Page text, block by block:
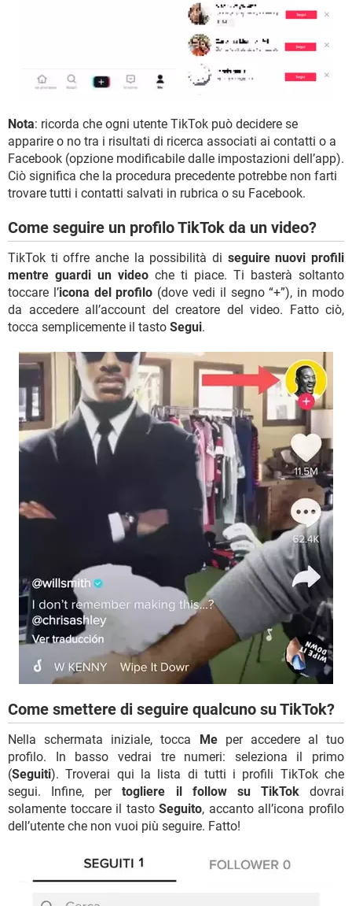
Nota: ricorda che ogni utente TikTok può decidere se
apparire o no tra i risultati di ricerca associati ai contatti o a
Facebook (opzione modificabile dalle impostazioni dell’app).
Ciò significa che la procedura precedente potrebbe non farti
trovare tutti i contatti salvati in rubrica o su Facebook.
Come seguire un profilo TikTok da un video?
TikTok ti offre anche la possibilità di seguire nuovi profili
mentre guardi un video che ti piace. Ti basterà soltanto
toccare l’icona del profilo (dove vedi il segno “+”), in modo
da accedere all’account del creatore del video. Fatto ciò,
tocca semplicemente il tasto Segui.
Come smettere di seguire qualcuno su TikTok?
Nella schermata iniziale, tocca Meper accedere al tuo
profilo. In basso vedrai tre numeri: seleziona il primo
(Seguiti). Troverai qui la lista di tutti i profili TikTok che
segui. Infine, pertogliere il follow su TikTokdovrai
solamente toccare il tastoSeguito, accanto all’icona profilo
dell’utente che non vuoi più seguire. Fatto!